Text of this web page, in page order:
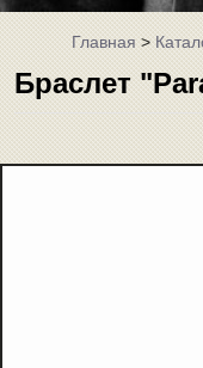
Главная>
Браслет